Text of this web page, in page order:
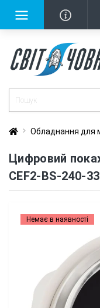
Обладнання для
Цифровий
CEF2-BS-240-
Немає в наявності